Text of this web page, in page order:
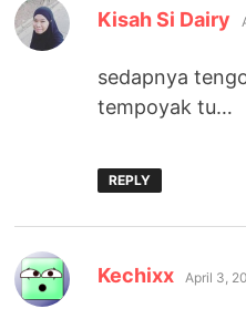
Kisah Si Dairy
sedapnya
tempoyak tu…
REPLY
Kechixx says:
April 3,